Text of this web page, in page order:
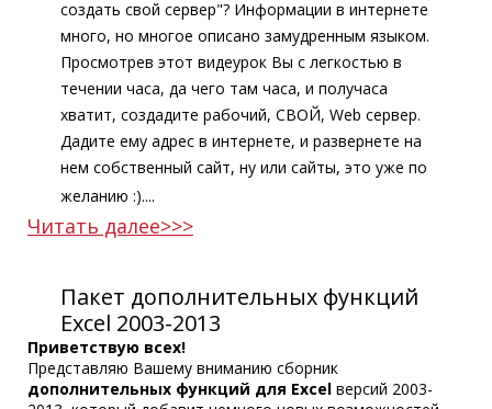
создать свой сервер"? Информации в интернете
много, но многое описано замудренным языком.
Просмотрев этот видеурок Вы с легкостью в
течении часа, да чего там часа, и получаса
хватит, создадите рабочий, СВОЙ, Web сервер.
Дадите ему адрес в интернете, и развернете на
нем собственный сайт, ну или сайты, это уже по
желанию :)....
Читать далее>>>
Пакет дополнительных функций
Excel 2003-2013
Приветствую всех!
Представляю Вашему вниманию сборник
дополнительных функций для Excel версий 2003-